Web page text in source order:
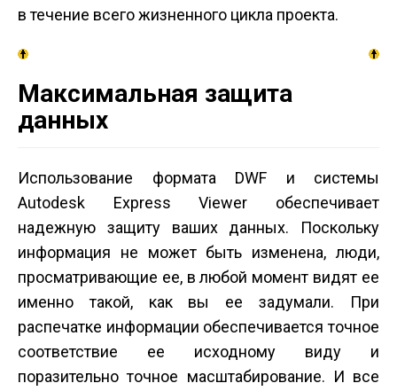
в течение всего жизненного цикла проекта.
Максимальная защита
данных
Использование формата DWF и системы
Autodesk Express Viewer обеспечивает
надежную защиту ваших данных. Поскольку
информация не может быть изменена, люди,
просматривающие ее, в любой момент видят ее
именно такой, как вы ее задумали. При
распечатке информации обеспечивается точное
соответствие ее исходному виду и
поразительно точное масштабирование. И все